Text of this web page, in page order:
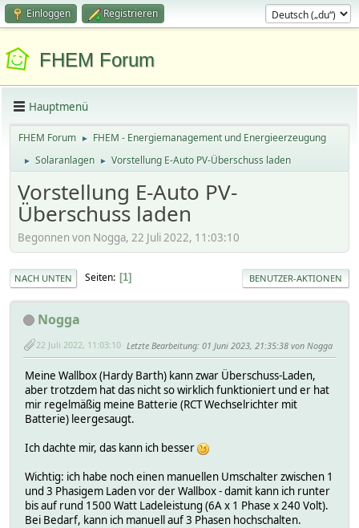
Einloggen Registrieren
FHEM Forum
Hauptmenü
FHEM Forum ► FHEM - Energiemanagement und Energieerzeugung
► Solaranlagen ► Vorstellung E-Auto PV-Überschuss laden
Vorstellung E-Auto PV-
Überschuss laden
Begonnen von Nogga, 22 Juli 2022, 11:03:10
NACH UNTEN Seiten 1 BENUTZER-AKTIONEN
Nogga
22 Juli 2022, 11:03:10 Letzte Bearbeitung: 01 Juni 2023, 21:35:38 von Nogga
Meine Wallbox (Hardy Barth) kann zwar Überschuss-Laden,
aber trotzdem hat das nicht so wirklich funktioniert und er hat
mir regelmäßig meine Batterie (RCT Wechselrichter mit
Batterie) leergesaugt.
Ich dachte mir, das kann ich besser
Wichtig: ich habe noch einen manuellen Umschalter zwischen 1
und 3 Phasigem Laden vor der Wallbox - damit kann ich runter
bis auf rund 1500 Watt Ladeleistung (6A x 1 Phase x 240 Volt).
Bei Bedarf, kann ich manuell auf 3 Phasen hochschalten.